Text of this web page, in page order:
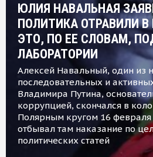
ЮЛИЯ НАВАЛЬНАЯ
ПОЛИТИКА ОТРАВИЛИ
ЭТО, ПО ЕЕ СЛОВАМ,
ЛАБОРАТОРИИ
Алексей Навальный, один из
последовательных и
Владимира Путина,
коррупцией, скончался в
Полярным кругом 16 февраля
отбывал там наказание по
политических статей